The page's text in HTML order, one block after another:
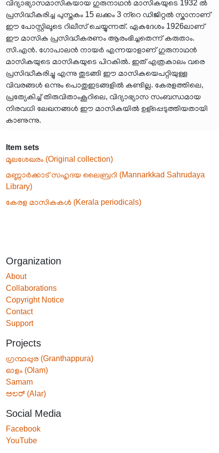
വിദ്യാഭ്യാസമാസികയായ ഗുരുനാഥൻ മാസികയുടെ 1932 ൽ
പ്രസിദ്ധീകരിച്ച പുസ്തകം 15 ലക്കം 3 ന്‍റെ ഡിജിറ്റൽ സ്കാനാണ്
ഈ പോസ്റ്റിലൂടെ റിലീസ് ചെയ്യുന്നത്. ഏകദേശം 1926ലാണ്
ഈ മാസിക പ്രസിദ്ധീകരണം ആരംഭിച്ചതെന്ന് കരുതാം.
സി.എൻ. ഗോപാലൻ നായർ എന്നയാളാണ് ഗുരുനാഥൻ
മാസികയുടെ മാസികയുടെ പിറകിൽ. ഇത് എത്രകാലം വരെ
പ്രസിദ്ധീകരിച്ചു എന്നു തുടങ്ങി ഈ മാസികയെപറ്റിയുള്ള
വിവരങ്ങൾ ഒന്നും പൊതുഇടങ്ങളിൽ കണ്ടില്ല. കേരളത്തിലെ,
പ്രത്യേകിച്ച് തിരുവിതാംകൂറിലെ, വിദ്യാഭ്യാസ സംബന്ധമായ
നിരവധി ലേഖനങ്ങൾ ഈ മാസികയിൽ ഉള്‍പ്പെടുത്തിയതായി
കാണുന്നു.
Item sets
മൂലശേഖരം (Original collection)
മണ്ണാർക്കാട് സഹൃദയ ലൈബ്രറി (Mannarkkad Sahrudaya
Library)
കേരള മാസികകൾ (Kerala periodicals)
Organization
About
Collaborations
Copyright Notice
Contact
Support
Projects
ഗ്രന്ഥപ്പുര (Granthappura)
ഓളം (Olam)
Samam
ಅಲರ್ (Alar)
Social Media
Facebook
YouTube